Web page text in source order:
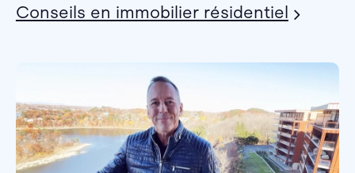
Conseils en immobilier résidentiel